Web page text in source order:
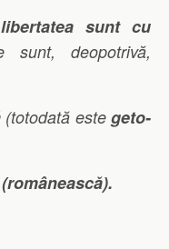
sunt cu
sunt, deopotrivă,
(totodată este geto-